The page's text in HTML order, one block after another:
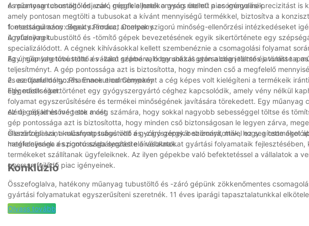
és pontosan csomagolódjanak, megfeleljenek a gyors ütemű piac igényeinek.
A műanyag tubustöltő és -záró gépek a hatékonyság mellett a csomagolási precizitást is
amely pontosan megtölti a tubusokat a kívánt mennyiségű termékkel, biztosítva a
fontosságú azon cégek számára, amelyek szigorú minőség-ellenőrzési intézkedéseket
ügyfeleiknek.
1. esettanulmány: Beauty Product Company
A műanyag tubustöltő és -tömítő gépek bevezetésének egyik sikertörténete egy
specializálódott. A cégnek kihívásokkal kellett szembenéznie a csomagolási folyamat
Egy műanyag tubustöltő és -záró gépbe való beruházás után a cég jelentős javulást
Az új gép lehetővé tette a vállalat számára, hogy sokkal gyorsabban töltse és tömítse a
teljesítményt. A gép pontossága azt is biztosította, hogy minden cső a megfelelő
és az újrafeldolgozás. Ennek eredményeként a cég képes volt kielégíteni a termékeik
elégedettséget.
2. esettanulmány: Pharmaceutical Company
Egy másik sikertörténet egy gyógyszergyártó céghez kapcsolódik, amely vény nélkül
folyamat egyszerűsítésére és termékei minőségének javítására törekedett. Egy
elérte céljait és még sok mást.
Az új gép lehetővé tette a cég számára, hogy sokkal nagyobb sebességgel töltse és
gép pontossága azt is biztosította, hogy minden cső biztonságosan le legyen zárva,
ellenőrzési szint kulcsfontosságú volt a gyógyszergyár számára, mivel ez segítette őket
megfeleljenek a szigorú szabályozási előírásoknak.
Összefoglalva, a műanyag tubustöltő és -záró gépek bebizonyították, hogy a
hatékonysága és pontossága segítette a vállalatokat gyártási folyamataik
termékeket szállítanak ügyfeleiknek. Az ilyen gépekbe való befektetéssel a vállalatok a
gyorsan fejlődő piac igényeinek.
Konklúzió
Összefoglalva, hatékony műanyag tubustöltő és -záró gépünk zökkenőmentes
gyártási folyamatukat egyszerűsíteni szeretnék. 11 éves iparági tapasztalatunkkal
megbízható gépeket biztosítsunk, amelyek megfelelnek ügyfeleink igényeinek. A
meg, csökkenthetik a hulladékot, és javíthatják csomagolási tevékenységeik általános
Olvass tovább